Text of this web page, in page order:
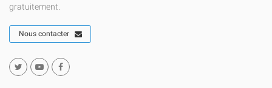
gratuitement.
Nous contacter